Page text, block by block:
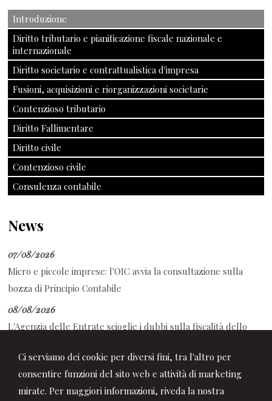
Ci serviamo dei cookie per diversi fini, tra l'altro per
consentire funzioni del sito web e attività di marketing
mirate. Per maggiori informazioni, riveda la nostra
Introduzione
Diritto tributario e pianificazione fiscale nazionale e
internazionale
Diritto societario e contrattualistica d'impresa
Fusioni, acquisizioni e riorganizzazioni societarie
Contenzioso tributario
Diritto Fallimentare
Diritto civile
Contenzioso civile
Consulenza contabile
News
07/08/2026
Micro e piccole imprese: l'OIC avvia la consultazione sulla
bozza di Principio Contabile
08/08/2026
L'Agenzia delle Entrate scioglie i dubbi sulla fiscalità dello
08/08/2026
Decreto PA: tutte le novità in Gazzetta Ufficiale